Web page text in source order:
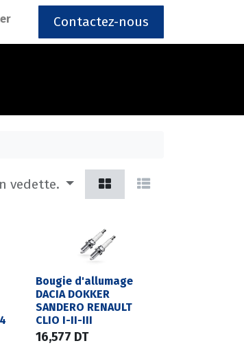
Contactez-nous
vedette.
Bougie d'allumage
DACIA DOKKER
SANDERO RENAULT
CLIO I-II-III
16,577 DT